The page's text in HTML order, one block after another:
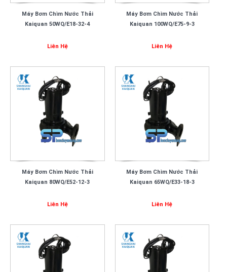
Máy Bơm Chìm Nước Thải
Kaiquan 50WQ/E18-32-4
Liên Hệ
Máy Bơm Chìm Nước Thải
Kaiquan 100WQ/E75-9-3
Liên Hệ
Máy Bơm Chìm Nước Thải
Kaiquan 80WQ/E52-12-3
Liên Hệ
Máy Bơm Chìm Nước Thải
Kaiquan 65WQ/E33-18-3
Liên Hệ